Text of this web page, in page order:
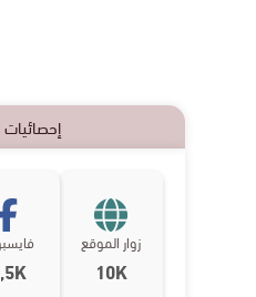
زوار الموقع
10K